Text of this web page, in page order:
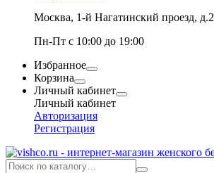
Москва, 1-й Нагатинский проезд, д.2
Пн-Пт с 10:00 до 19:00
Избранное
Корзина
Личный кабинет
Личный кабинет
Авторизация
Регистрация